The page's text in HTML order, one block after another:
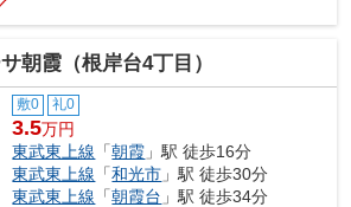
朝霞（根岸台4丁目）
敷0 礼0
3.5万円
東武東上線 「朝霞 」駅 徒歩16分
東武東上線 「和光市 」駅 徒歩30分
東武東上線 「朝霞台 」駅 徒歩34分